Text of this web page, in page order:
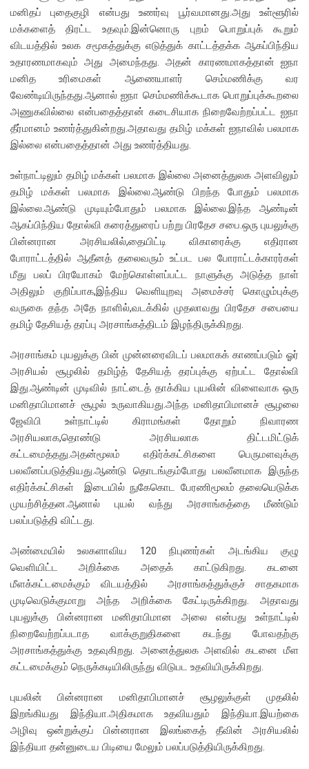
மனிதப் புதைகுழி என்பது உணர்வு பூர்வமானது.அது உள்ளூரில்
மக்களைத் திரட்ட உதவும்.இன்னொரு புறம் பொறுப்புக் கூறும்
விடயத்தில் உலக சமூகத்துக்கு எடுத்துக் காட்டத்தக்க ஆகப்பிந்திய
உதாரணமாகவும் அது அமைந்தது. அதன் காரணமாகத்தான் ஐநா
மனித உரிமைகள் ஆணையாளர் செம்மணிக்கு வர
வேண்டியிருந்தது.ஆனால் ஐநா செம்மணிக்கூடாக பொறுப்புக்கூறலை
அணுகவில்லை என்பதைத்தான் கடைசியாக நிறைவேற்றப்பட்ட ஐநா
தீர்மானம் உணர்த்துகின்றது.அதாவது தமிழ் மக்கள் ஐநாவில் பலமாக
இல்லை என்பதைத்தான் அது உணர்த்தியது.
உள்நாட்டிலும் தமிழ் மக்கள் பலமாக இல்லை அனைத்துலக அளவிலும்
தமிழ் மக்கள் பலமாக இல்லை.ஆண்டு பிறந்த போதும் பலமாக
இல்லை.ஆண்டு முடியும்போதும் பலமாக இல்லை.இந்த ஆண்டின்
ஆகப்பிந்திய தோல்வி கரைத்துரைப் பற்று பிரதேச சபை.ஒரு புயலுக்கு
பின்னரான அரசியலில்,தையிட்டி விகாரைக்கு எதிரான
போராட்டத்தில் ஆதீனத் தலைவரும் உட்பட பல போராட்டக்காரர்கள்
மீது பலப் பிரயோகம் மேற்கொள்ளப்பட்ட நாளுக்கு அடுத்த நாள்
அதிலும் குறிப்பாக,இந்திய வெளியுறவு அமைச்சர் கொழும்புக்கு
வருகை தந்த அதே நாளில்,வடக்கில் முதலாவது பிரதேச சபையை
தமிழ் தேசியத் தரப்பு அரசாங்கத்திடம் இழந்திருக்கிறது.
அரசாங்கம் புயலுக்கு பின் முன்னரைவிடப் பலமாகக் காணப்படும் ஓர்
அரசியல் சூழலில் தமிழ்த் தேசியத் தரப்புக்கு ஏற்பட்ட தோல்வி
இது.ஆண்டின் முடிவில் நாட்டைத் தாக்கிய புயலின் விளைவாக ஒரு
மனிதாபிமானச் சூழல் உருவாகியது.அந்த மனிதாபிமானச் சூழலை
ஜேவிபி உள்நாட்டில் கிராமங்கள் தோறும் நிவாரண
அரசியலாக,தொண்டு அரசியலாக திட்டமிட்டுக்
கட்டமைத்தது.அதன்மூலம் எதிர்க்கட்சிகளை பெருமளவுக்கு
பலவீனப்படுத்தியது.ஆண்டு தொடங்கும்போது பலவீனமாக இருந்த
எதிர்க்கட்சிகள் இடையில் நுகேகொட பேரணிமூலம் தலையெடுக்க
முயற்சித்தன.ஆனால் புயல் வந்து அரசாங்கத்தை மீண்டும்
பலப்படுத்தி விட்டது.
அண்மையில் உலகளாவிய 120 நிபுணர்கள் அடங்கிய குழு
வெளியிட்ட அறிக்கை அதைக் காட்டுகிறது. கடனை
மீளக்கட்டமைக்கும் விடயத்தில் அரசாங்கத்துக்குச் சாதகமாக
முடிவெடுக்குமாறு அந்த அறிக்கை கேட்டிருக்கிறது. அதாவது
புயலுக்கு பின்னரான மனிதாபிமான அலை என்பது உள்நாட்டில்
நிறைவேற்றப்படாத வாக்குறுதிகளை கடந்து போவதற்கு
அரசாங்கத்துக்கு உதவுகிறது. அனைத்துலக அளவில் கடனை மீள
கட்டமைக்கும் நெருக்கடியிலிருந்து விடுபட உதவியிருக்கிறது.
புயலின் பின்னரான மனிதாபிமானச் சூழலுக்குள் முதலில்
இறங்கியது இந்தியா.அதிகமாக உதவியதும் இந்தியா.இயற்கை
அழிவு ஒன்றுக்குப் பின்னரான இலங்கைத் தீவின் அரசியலில்
இந்தியா தன்னுடைய பிடியை மேலும் பலப்படுத்தியிருக்கிறது.